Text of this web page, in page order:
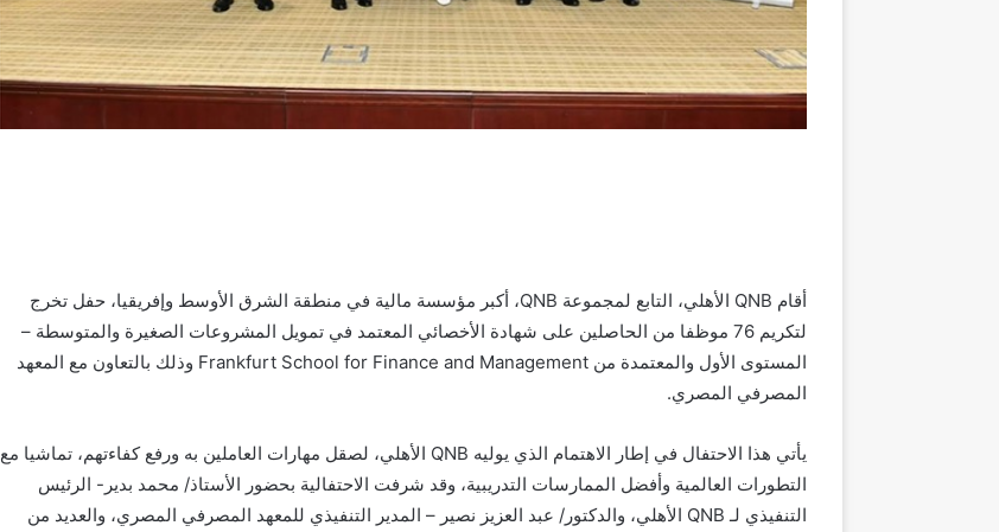
أقام QNB الأهلي، التابع لمجموعة QNB، أكبر مؤسسة مالية في منطقة الشرق الأوسط وإفريقيا، حفل تخرج
لتكريم 76 موظفا من الحاصلين على شهادة الأخصائي المعتمد في تمويل المشروعات الصغيرة والمتوسطة –
المستوى الأول والمعتمدة من Frankfurt School for Finance and Management وذلك بالتعاون مع المعهد
المصرفي المصري.
يأتي هذا الاحتفال في إطار الاهتمام الذي يوليه QNB الأهلي، لصقل مهارات العاملين به ورفع كفاءتهم، تماشيا مع
التطورات العالمية وأفضل الممارسات التدريبية، وقد شرفت الاحتفالية بحضور الأستاذ/ محمد بدير- الرئيس
التنفيذي لـ QNB الأهلي، والدكتور/ عبد العزيز نصير – المدير التنفيذي للمعهد المصرفي المصري، والعديد من